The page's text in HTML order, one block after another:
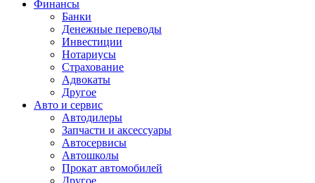
Финансы
Банки
Денежные переводы
Инвестиции
Нотариусы
Страхование
Адвокаты
Другое
Авто и сервис
Автодилеры
Запчасти и аксессуары
Автосервисы
Автошколы
Прокат автомобилей
Другое